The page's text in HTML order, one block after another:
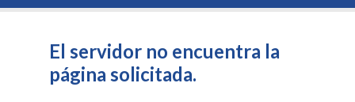
El servidor no encuentra la
página solicitada.